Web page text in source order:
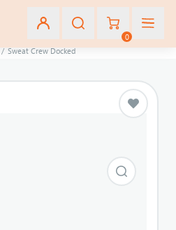
0
/ Sweat Crew Docked